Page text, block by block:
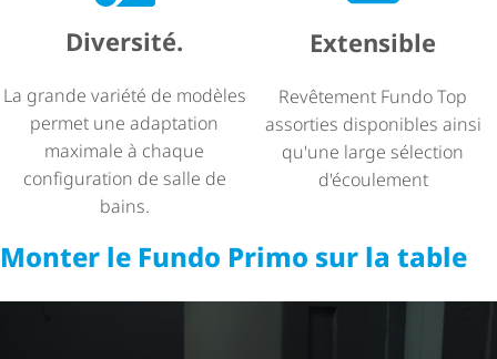
Diversité.
La grande variété de modèles
permet une adaptation
maximale à chaque
configuration de salle de
bains.
Extensible
Revêtement Fundo Top
assorties disponibles ainsi
qu'une large sélection
d'écoulement
Monter le Fundo Primo sur la table